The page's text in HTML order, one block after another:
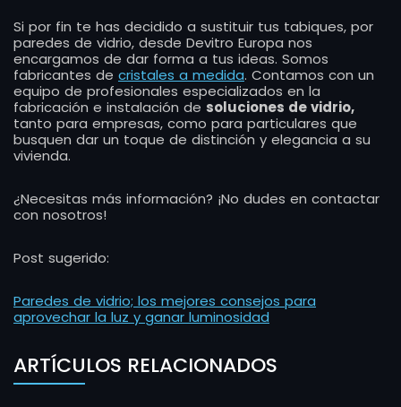
Si por fin te has decidido a sustituir tus tabiques, por
paredes de vidrio, desde Devitro Europa nos
encargamos de dar forma a tus ideas. Somos
fabricantes de cristales a medida. Contamos con un
equipo de profesionales especializados en la
fabricación e instalación de soluciones de vidrio,
tanto para empresas, como para particulares que
busquen dar un toque de distinción y elegancia a su
vivienda.
¿Necesitas más información? ¡No dudes en contactar
con nosotros!
Post sugerido:
Paredes de vidrio; los mejores consejos para
aprovechar la luz y ganar luminosidad
ARTÍCULOS RELACIONADOS